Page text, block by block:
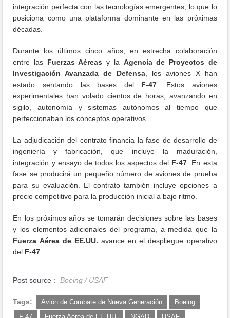
integración perfecta con las tecnologías emergentes, lo que lo
posiciona como una plataforma dominante en las próximas
décadas.
Durante los últimos cinco años, en estrecha colaboración
entre las Fuerzas Aéreas y la Agencia de Proyectos de
Investigación Avanzada de Defensa , los aviones X han
estado sentando las bases delF-47 . Estos aviones
experimentales han volado cientos de horas, avanzando en
sigilo, autonomía y sistemas autónomos al tiempo que
perfeccionaban los conceptos operativos.
La adjudicación del contrato financia la fase de desarrollo de
ingeniería y fabricación, que incluye la maduración,
integración y ensayo de todos los aspectos del F-47 . En esta
fase se producirá un pequeño número de aviones de prueba
para su evaluación. El contrato también incluye opciones a
precio competitivo para la producción inicial a bajo ritmo.
En los próximos años se tomarán decisiones sobre las bases
y los elementos adicionales del programa, a medida que la
Fuerza Aérea de EE.UU. avance en el despliegue operativo
del F-47
Post source : Boeing / USAF
Tags: Avión de Combate de Nueva Generación
Boeing